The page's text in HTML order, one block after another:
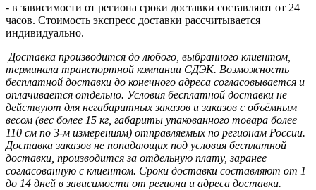
- в зависимости от региона сроки доставки составляют от 24
часов. Стоимость экспресс доставки рассчитывается
индивидуально.
Доставка производится до любого, выбранного клиентом,
терминала транспортной компании СДЭК. Возможность
бесплатной доставки до конечного адреса согласовывается и
оплачивается отдельно. Условия бесплатной доставки не
действуют для негабаритных заказов и заказов с объёмным
весом (вес более 15 кг, габариты упакованного товара более
110 см по 3-м измерениям) отправляемых по регионам России.
Доставка заказов не попадающих под условия бесплатной
доставки, производится за отдельную плату, заранее
согласованную с клиентом. Сроки доставки составляют от 1
до 14 дней в зависимости от региона и адреса доставки.